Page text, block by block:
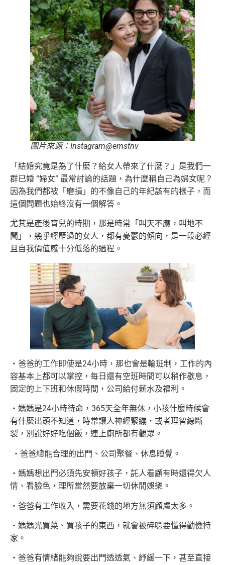
圖片來源：Instagram@emstnv
「結婚究竟是為了什麼？給女人帶來了什麼？」是我們一
群已婚 “婦女” 最常討論的話題，為什麼稱自己為婦女呢？
因為我們都被「磨損」的不像自己的年紀該有的樣子，而
這個問題也始終沒有一個解答。
尤其是產後育兒的時期，那是時常「叫天不應，叫地不
聞」，幾乎經歷過的女人，都有憂鬱的傾向，是一段必經
且自我價值感十分低落的過程。
‧爸爸的工作即使是24小時，那也會是輪班制，工作的內
容基本上都可以掌控，每日還有空班時間可以稍作歇息，
固定的上下班和休假時間，公司給付薪水及福利。
‧媽媽是24小時待命，365天全年無休，小孩什麼時候會
有什麼出頭不知道，時常讓人神經緊繃，或者理智線斷
裂，別說好好吃個飯，連上廁所都有觀眾。
‧爸爸總能合理的出門、公司聚餐、休息睡覺。
‧媽媽想出門必須先安頓好孩子，託人看顧有時還得欠人
情、看臉色，理所當然要放棄一切休閒娛樂。
‧爸爸有工作收入，需要花錢的地方無須顧慮太多。
‧媽媽光買菜、買孩子的東西，就會被碎唸要懂得勤儉持
家。
‧爸爸有情緒能夠說要出門透透氣、紓緩一下，甚至直接